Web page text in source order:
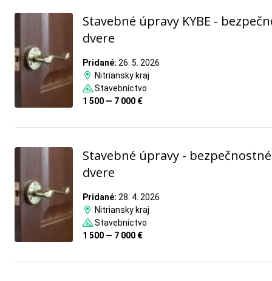
Stavebné úpravy KYBE -
dvere
Pridané: 26. 5. 2026
Nitriansky kraj
Stavebníctvo
1 500 — 7 000 €
Stavebné úpravy - bezpečnostné
dvere
Pridané: 28. 4. 2026
Nitriansky kraj
Stavebníctvo
1 500 — 7 000 €